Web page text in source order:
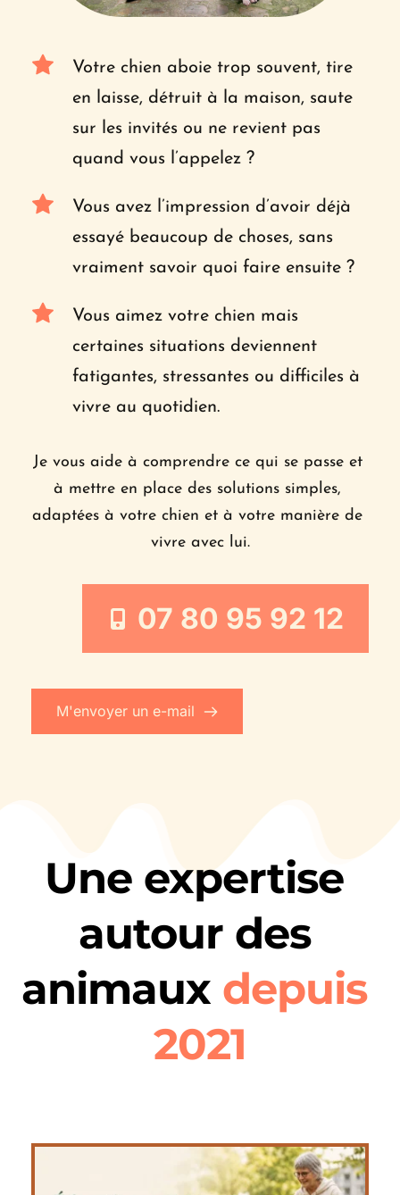
Votre chien aboie trop souvent, tire
en laisse, détruit à la maison, saute
sur les invités ou ne revient pas
quand vous l’appelez ?
Vous avez l’impression d’avoir déjà
essayé beaucoup de choses, sans
vraiment savoir quoi faire ensuite ?
Vous aimez votre chien mais
certaines situations deviennent
fatigantes, stressantes ou difficiles à
vivre au quotidien.
Je vous aide à comprendre ce qui se passe et
à mettre en place des solutions simples,
adaptées à votre chien et à votre manière de
vivre avec lui.
07 80 95 92 12
M'envoyer un e-mail
Une expertise
autour des
animaux depuis
2021